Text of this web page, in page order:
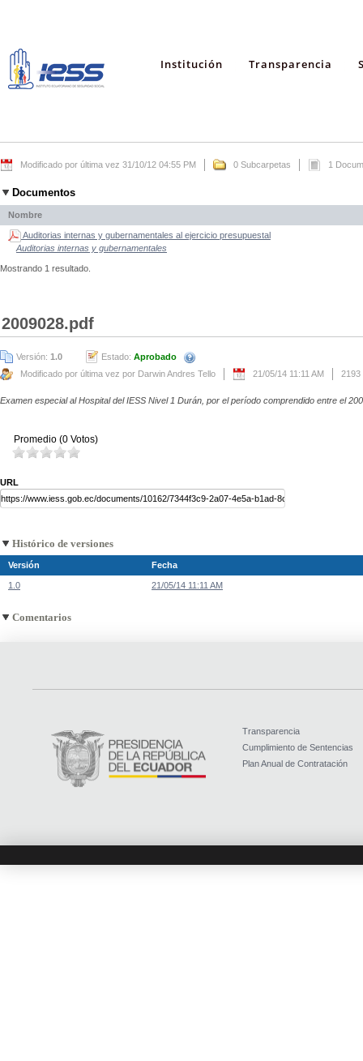
Institución Transparencia
Modificado por última vez 31/10/12 04:55 PM 0 Subcarpetas 1
Documentos
Nombre
Auditorias internas y gubernamentales al ejercicio presupuestal
Auditorias internas y gubernamentales
Mostrando 1 resultado.
2009028.pdf
Versión: 1.0 Estado: Aprobado
Modificado por última vez por Darwin Andres Tello
21/05/14 11:11 AM 2193
Examen especial al Hospital del IESS Nivel 1 Durán, por el período comprendido entre el
Promedio (0 Votos)
URL
Histórico de versiones
Versión Fecha
1.0 21/05/14 11:11 AM
Comentarios
Transparencia
Cumplimiento de Sentencias
Plan Anual de Contratación